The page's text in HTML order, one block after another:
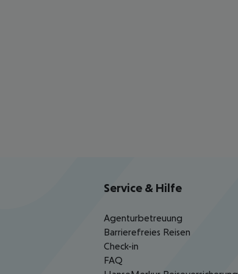
Service & Hilfe
Agenturbetreuung
Barrierefreies Reisen
Check-in
FAQ